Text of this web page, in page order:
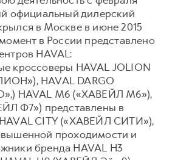
официальный дилерский
в Москве в июне 2015
в России представлено
HAVAL:
кроссоверы HAVAL JOLION
HAVAL DARGO
HAVAL М6 («ХАВЕЙЛ M6»),
Ф7») представлены в
CITY («ХАВЕЙЛ СИТИ»),
проходимости и
бренда HAVAL H3